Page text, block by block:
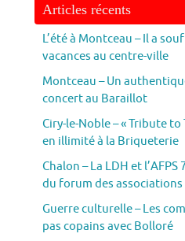
Articles récents
L’été à Montceau – Il a
vacances au centre-ville
Montceau – Un
concert au Baraillot
Ciry-le-Noble – « Tribute to
en illimité à la Briqueterie
Chalon – La LDH et l’AFPS
du forum des associations
Guerre culturelle – Les
pas copains avec Bolloré